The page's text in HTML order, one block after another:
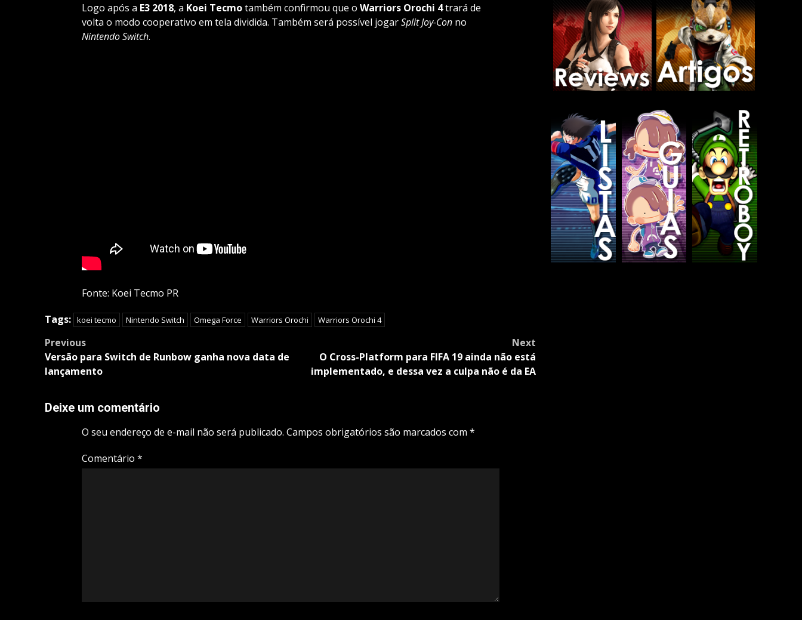
Logo após a E3 2018, a Koei Tecmotambém confirmou que o Warriors Orochi 4trará de
volta o modo cooperativo em tela dividida. Também será possível jogarSplit Joy-Conno
Nintendo Switch.
Fonte: Koei Tecmo PR
Tags: koei tecmo Nintendo Switch Omega Force Warriors Orochi Warriors Orochi 4
Post
navigation
Previous
Versão para Switch de Runbow ganha nova data de
lançamento
Next
O Cross-Platform para FIFA 19 ainda não está
implementado, e dessa vez a culpa não é da EA
Deixe um comentário
O seu endereço de e-mail não será publicado. Campos obrigatórios são marcados com *
Comentário *